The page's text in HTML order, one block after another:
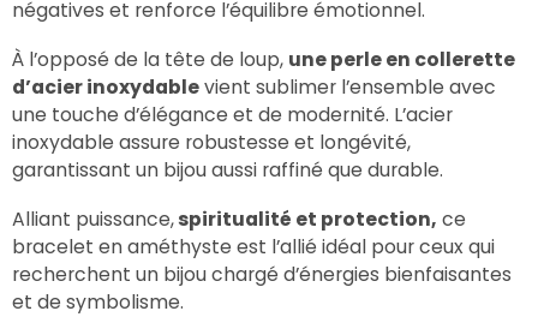
négatives et renforce l’équilibre émotionnel.
À l’opposé de la tête de loup, une perle en collerette
d’acier inoxydablevient sublimer l’ensemble avec
une touche d’élégance et de modernité. L’acier
inoxydable assure robustesse et longévité,
garantissant un bijou aussi raffiné que durable.
Alliant puissance,spiritualité et protection, ce
bracelet en améthyste est l’allié idéal pour ceux qui
recherchent un bijou chargé d’énergies bienfaisantes
et de symbolisme.